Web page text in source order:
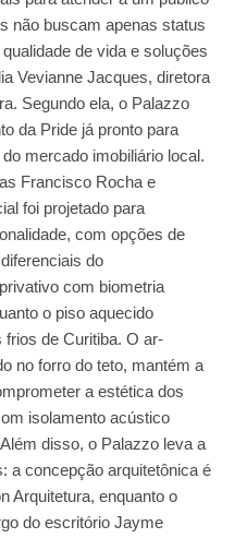
não buscam apenas status
de vida e soluções
Vevianne Jacques, diretora
Segundo ela, o Palazzo
da Pride já pronto para
mercado imobiliário local.
Francisco Rocha e
foi projetado para
com opções de
do
com biometria
o piso aquecido
frios de Curitiba. O ar-
no forro do teto, mantém a
a estética dos
isolamento acústico
disso, o Palazzo leva a
a concepção arquitetônica é
Arquitetura, enquanto o
do escritório Jayme